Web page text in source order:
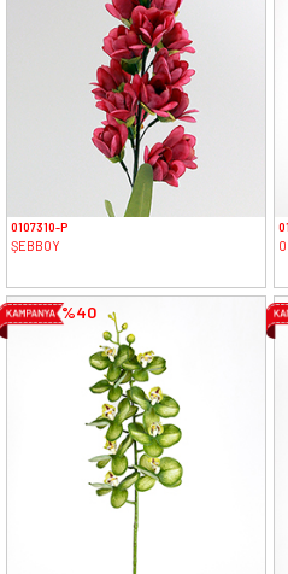
0107310-P
ŞEBBOY
%40